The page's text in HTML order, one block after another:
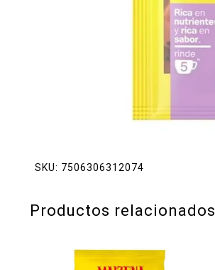
SKU: 7506306312074
Productos relacionados